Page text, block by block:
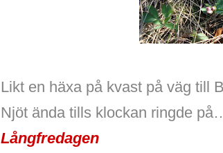
Likt en häxa på kvast på väg till
Njöt ända tills klockan ringde
Långfredagen